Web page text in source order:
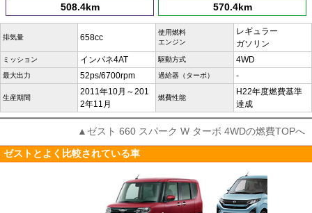
508.4km 570.4km
排気量 658cc
使用燃料
エンジン
レギュラー
ガソリン
ミッション インパネ4AT 駆動方式 4WD
最大出力 52ps/6700rpm 過給器（ターボ） -
生産期間
2011年10月～201
2年11月
燃費性能
H22年度燃費基準
達成
▲ゼスト 660 スパーク W ターボ 4WDの燃費TOPへ
ゼストとよく比較されている車